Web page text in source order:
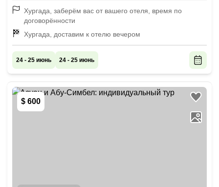
Хургада, заберём вас от вашего отеля, время по
договорённости
Хургада, доставим к отелю вечером
24 - 25 июнь 24 - 25 июнь
$ 600